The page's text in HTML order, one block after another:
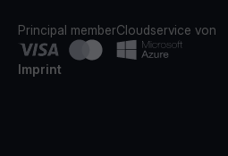
Principal memberCloudservice von
Imprint